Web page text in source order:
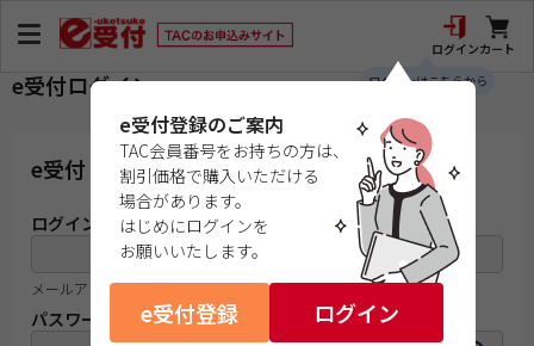
ログイン
ログインはこちらから
e受付登録のご案内
TAC会員番号をお持ちの方は、
割引価格で購入いただける
場合があります。
はじめにログインを
お願いいたします。
e受付登録 ログイン
カート
e受付ログイン
e受付 ログイン情報入力
ログインID
メールアドレスまたはTAC会員番号
パスワード